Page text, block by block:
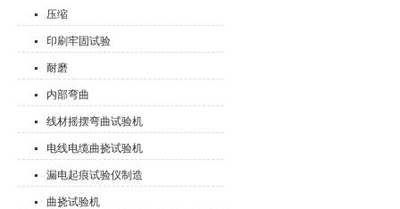
压缩
印刷牢固试验
耐磨
内部弯曲
线材摇摆弯曲试验机
电线电缆曲挠试验机
漏电起痕试验仪制造
曲挠试验机